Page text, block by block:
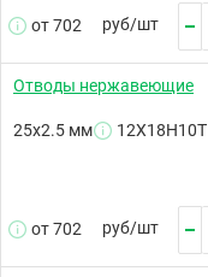
от 702 руб/шт
Отводы нержавеющие
25х2.5 мм 12Х18Н10Т
от 702 руб/шт